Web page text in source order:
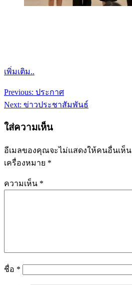
เพิ่มเติม..
แนะแนว
Previous: ประกาศ
Next: ข่าวประชาสัมพันธ์
ใส่ความเห็น
อีเมลของคุณจะไม่แสดงให้คนอื่นเห็น
เครื่องหมาย *
ความเห็น *
ชื่อ *